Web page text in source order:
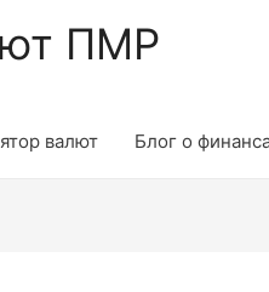
ПМР
валют Блог о